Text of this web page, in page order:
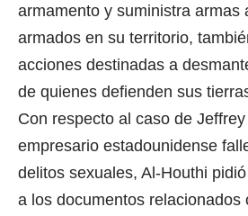
armamento y suministra armas
armados en su territorio,
acciones destinadas a
de quienes defienden sus
Con respecto al caso de
empresario estadounidense
delitos sexuales, Al-Houthi
a los documentos relacionados